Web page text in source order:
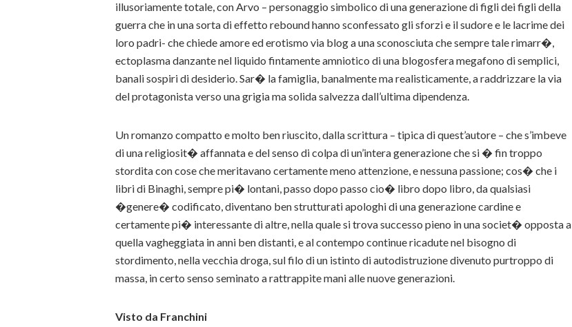
illusoriamente totale, con Arvo – personaggio simbolico di una generazione di figli dei figli della
guerra che in una sorta di effetto rebound hanno sconfessato gli sforzi e il sudore e le lacrime dei
loro padri- che chiede amore ed erotismo via blog a una sconosciuta che sempre tale rimarr�,
ectoplasma danzante nel liquido fintamente amniotico di una blogosfera megafono di semplici,
banali sospiri di desiderio. Sar� la famiglia, banalmente ma realisticamente, a raddrizzare la via
del protagonista verso una grigia ma solida salvezza dall’ultima dipendenza.
Un romanzo compatto e molto ben riuscito, dalla scrittura – tipica di quest’autore – che s’imbeve
di una religiosit� affannata e del senso di colpa di un’intera generazione che si � fin troppo
stordita con cose che meritavano certamente meno attenzione, e nessuna passione; cos� che i
libri di Binaghi, sempre pi� lontani, passo dopo passo cio� libro dopo libro, da qualsiasi
�genere� codificato, diventano ben strutturati apologhi di una generazione cardine e
certamente pi� interessante di altre, nella quale si trova successo pieno in una societ� opposta a
quella vagheggiata in anni ben distanti, e al contempo continue ricadute nel bisogno di
stordimento, nella vecchia droga, sul filo di un istinto di autodistruzione divenuto purtroppo di
massa, in certo senso seminato a rattrappite mani alle nuove generazioni.
Visto da Franchini